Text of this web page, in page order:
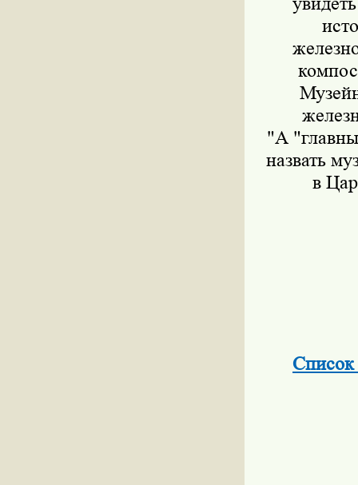
"А
назвать
в
Список